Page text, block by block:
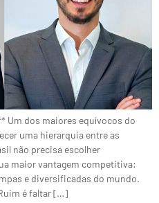
Um dos maiores equívocos do
uma hierarquia entre as
não precisa escolher
maior vantagem competitiva:
e diversificadas do mundo.
é faltar […]